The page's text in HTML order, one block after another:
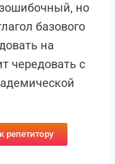
но
базового
на
чередовать с
репетитору